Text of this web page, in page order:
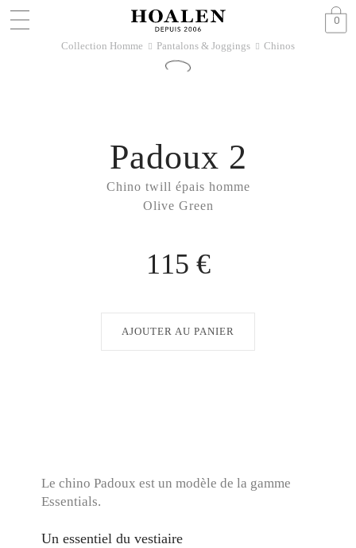
0
Collection Homme 􀆊 Pantalons & Joggings 􀆊 Chinos
Chino twill épais homme
Olive Green
Padoux 2
115 €
AJOUTER AU PANIER
Le chino Padoux est un modèle de la gamme
Essentials.
Un essentiel du vestiaire